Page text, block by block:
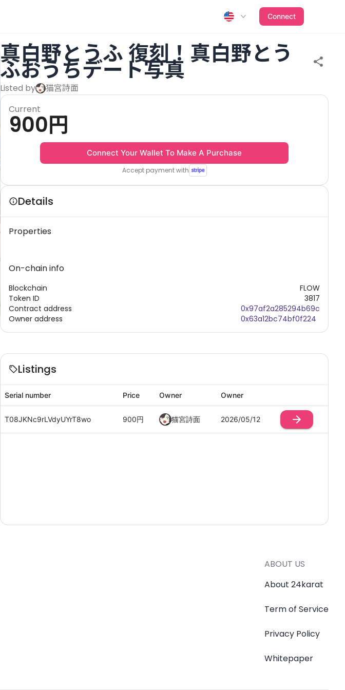
Connect
真白野とうふ 復刻！真白野とう
ふおうちデート写真
Listed by
猫宮詩面
Current
900円
Connect Your Wallet To Make A Purchase
Accept payment with
Details
Properties
On-chain info
Blockchain
Token ID
Contract address
Owner address
FLOW
3817
0x97af2a285294b69c
0x63a12bc74bf0f224
Listings
Serial number Price Owner Owner
T08JKNc9rLVdyUYrT8wo 900円 猫宮詩面 2026/05/12
ABOUT US
About 24karat
Term of Service
Privacy Policy
Whitepaper